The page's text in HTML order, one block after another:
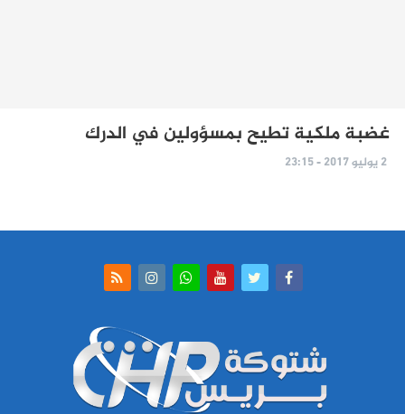
غضبة ملكية تطيح بمسؤولين في الدرك
2 يوليو 2017 - 23:15